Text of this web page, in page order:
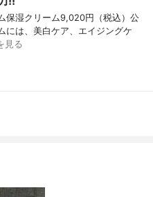
保湿クリーム9,020円（税込）公
には、美白ケア、エイジングケ
見る